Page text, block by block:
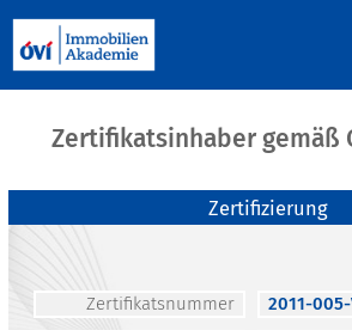
Zertifikatsinhaber gemäß
Zertifizierung
Zertifikatsnummer
2011-005-